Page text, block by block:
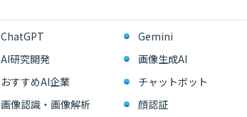
ChatGPT
Gemini
AI研究開発
画像生成AI
おすすめAI企業
チャットボット
画像認識・画像解析
顔認証